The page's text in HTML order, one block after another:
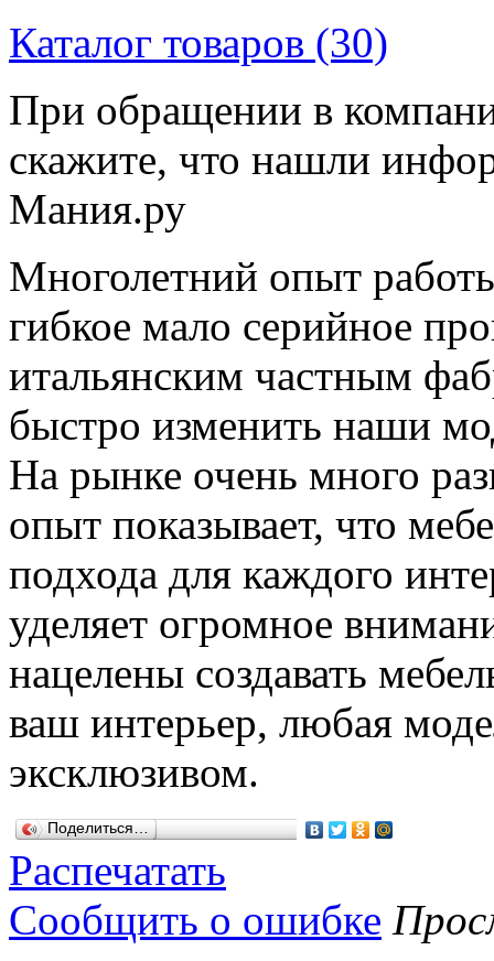
Каталог товаров (30)
При обращении в
скажите, что нашли
Мания.ру
Многолетний опыт
гибкое мало серийное
итальянским частным
быстро изменить наши
На рынке очень много
опыт показывает, что
подхода для каждого
уделяет огромное
нацелены создавать
ваш интерьер, любая
эксклюзивом.
Поделиться…
Распечатать
Сообщить о ошибке